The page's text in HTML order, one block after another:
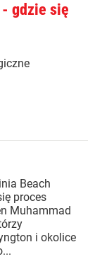
gdzie się
Beach
proces
Muhammad
i okolice